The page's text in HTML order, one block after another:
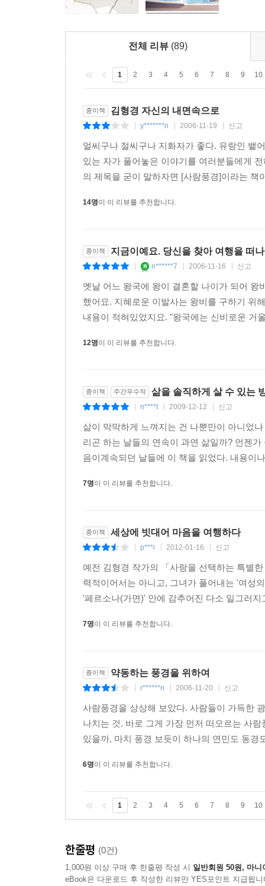
전체 리뷰 (89)
1 2 3 4 5 6 7 8 9 10
종이책 김형경 자신의 내면속으로
y*******n 2006-11-19 신고
얼씨구나 절씨구나 지화자가 좋다. 유랑인 뱉
있는 자가 풀어놓은 이야기를 여러분들에게
의 제목을 굳이 말하자면 [사람풍경]이라는
14명이 이 리뷰를 추천합니다.
종이책 지금이예요. 당신을 찾아 여행을 떠
n******7 2006-11-16 신고
옛날 어느 왕국에 왕이 결혼할 나이가 되어
했어요. 지혜로운 이발사는 왕비를 구하기 위
내용이 적혀있었지요. "왕국에는 신비로운 거
12명이 이 리뷰를 추천합니다.
종이책 주간우수작 삶을 솔직하게 살 수 있는
n****t 2009-12-12 신고
삶이 막막하게 느껴지는 건 나뿐만이 아니었
리곤 하는 날들의 연속이 과연 삶일까? 언젠
음이계속되던 날들에 이 책을 읽었다. 내용이
7명이 이 리뷰를 추천합니다.
종이책 세상에 빗대어 마음을 여행하다
p***i 2012-01-16 신고
예전 김형경 작가의 「사랑을 선택하는 특별
력적이어서는 아니고, 그녀가 풀어내는 '여성
'페르소나(가면)' 안에 감추어진 다소 일그러
7명이 이 리뷰를 추천합니다.
종이책 약동하는 풍경을 위하여
r******n 2006-11-20 신고
사람풍경을 상상해 보았다. 사람들이 가득한
나치는 것. 바로 그게 가장 먼저 떠오르는 사
있을까, 마치 풍경 보듯이 하나의 연민도 동
6명이 이 리뷰를 추천합니다.
1 2 3 4 5 6 7 8 9 10
한줄평 (0건)
1,000원 이상 구매 후 한줄평 작성 시 일반회원 50원, 마니
eBook은 다운로드 후 작성한 리뷰만 YES포인트 지급됩니